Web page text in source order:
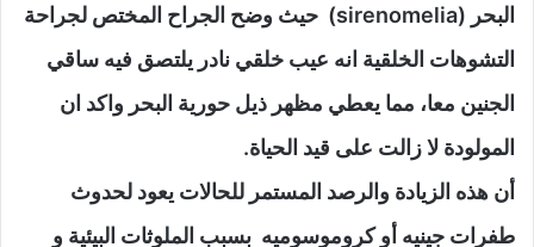
البحر (sirenomelia) حيث وضح الجراح المختص لجراحة
التشوهات الخلقية انه عيب خلقي نادر يلتصق فيه ساقي
الجنين معا، مما يعطي مظهر ذيل حورية البحر واكد ان
المولودة لا زالت على قيد الحياة.
أن هذه الزيادة والرصد المستمر للحالات يعود لحدوث
طفرات جينيه أو كروموسوميه بسبب الملوثات البيئية و